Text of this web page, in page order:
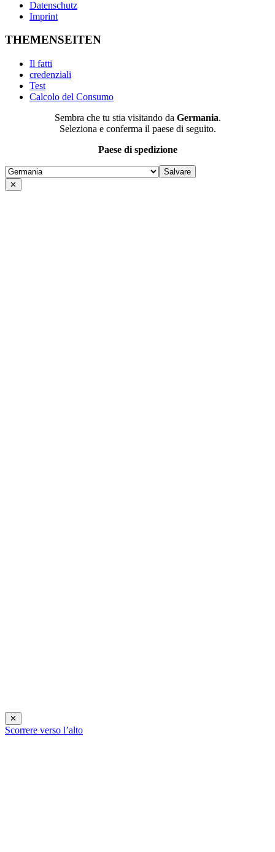
Datenschutz
Imprint
THEMENSEITEN
Il fatti
credenziali
Test
Calcolo del Consumo
Sembra che tu stia visitando da Germania.
Seleziona e conferma il paese di seguito.
Paese di spedizione
✕
✕
Scorrere verso l’alto